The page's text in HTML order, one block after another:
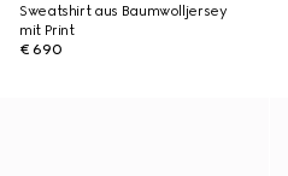
Sweatshirt aus Baumwolljersey
mit Print
€ 690